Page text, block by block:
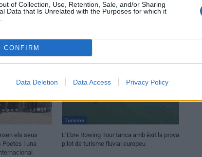
of Collection, Use, Retention, Sale, and/or Sharing
Data that Is Unrelated with the Purposes for which it
CONFIRM
Data Deletion Data Access Privacy Policy
els seus
Poetes i una
Turisme
L’Ebre Rowing Tour tanca amb èxit la prova
pilot de turisme fluvial europeu